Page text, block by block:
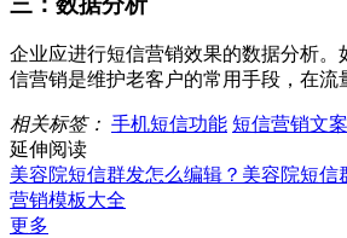
企业应进行短信营销效果的数据分析
信营销是维护老客户的常用手段，在流
相关标签： 手机短信功能 短信营销文案
延伸阅读
美容院短信群发怎么编辑？美容院短信
营销模板大全
更多